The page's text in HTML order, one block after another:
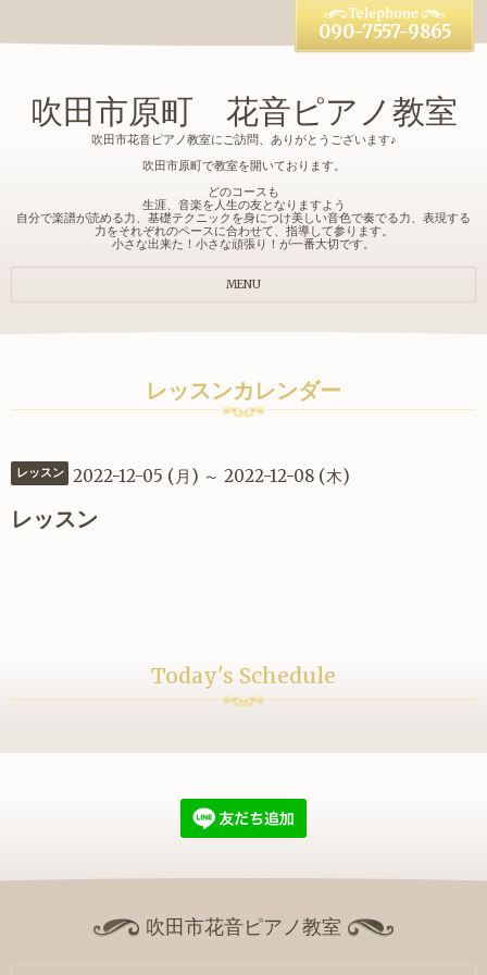
吹田市原町 花音ピアノ教室
吹田市花音ピアノ教室にご訪問、ありがとうございます♪
吹田市原町で教室を開いております。
どのコースも
生涯、音楽を人生の友となりますよう
自分で楽譜が読める力、基礎テクニックを身につけ美しい音色で奏でる力、表現する
力をそれぞれのペースに合わせて、指導して参ります。
小さな出来た！小さな頑張り！が一番大切です。
090-7557-9865
MENU
レッスンカレンダー
レッスン 2022-12-05 (月) ～ 2022-12-08 (木)
レッスン
Today's Schedule
吹田市花音ピアノ教室